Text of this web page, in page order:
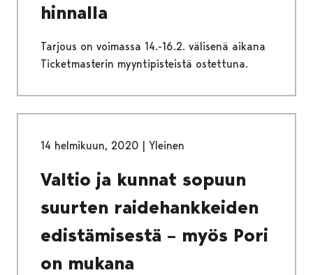
hinnalla
Tarjous on voimassa 14.-16.2. välisenä aikana
Ticketmasterin myyntipisteistä ostettuna.
14 helmikuun, 2020 | Yleinen
Valtio ja kunnat sopuun
suurten raidehankkeiden
edistämisestä – myös Pori
on mukana